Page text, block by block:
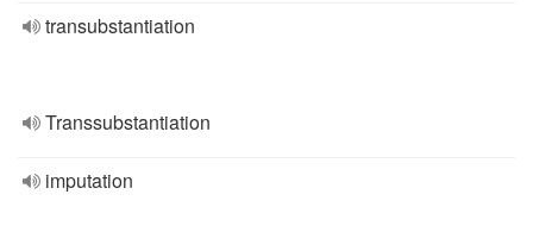
transubstantiation
Transsubstantiation
imputation